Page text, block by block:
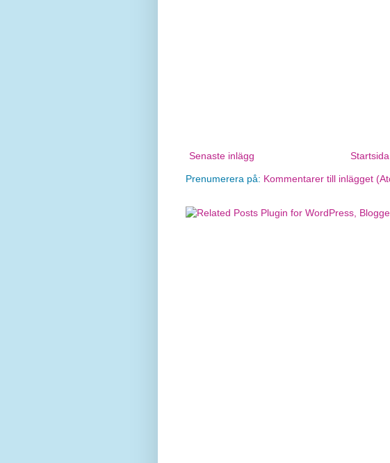
Senaste inlägg Startsida
Prenumerera på: Kommentarer till inlägget